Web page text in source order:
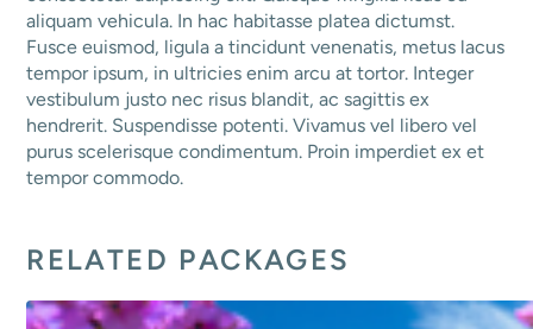
aliquam vehicula. In hac habitasse platea dictumst.
Fusce euismod, ligula a tincidunt venenatis, metus lacus
tempor ipsum, in ultricies enim arcu at tortor. Integer
vestibulum justo nec risus blandit, ac sagittis ex
hendrerit. Suspendisse potenti. Vivamus vel libero vel
purus scelerisque condimentum. Proin imperdiet ex et
tempor commodo.
RELATED PACKAGES